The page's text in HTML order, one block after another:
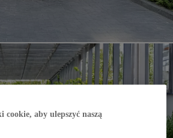
aby ulepszyć naszą